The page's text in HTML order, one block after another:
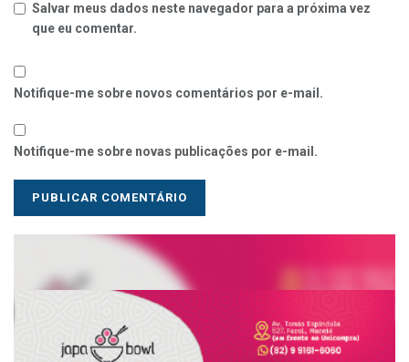
Salvar meus dados neste navegador para a próxima vez
que eu comentar.
Notifique-me sobre novos comentários por e-mail.
Notifique-me sobre novas publicações por e-mail.